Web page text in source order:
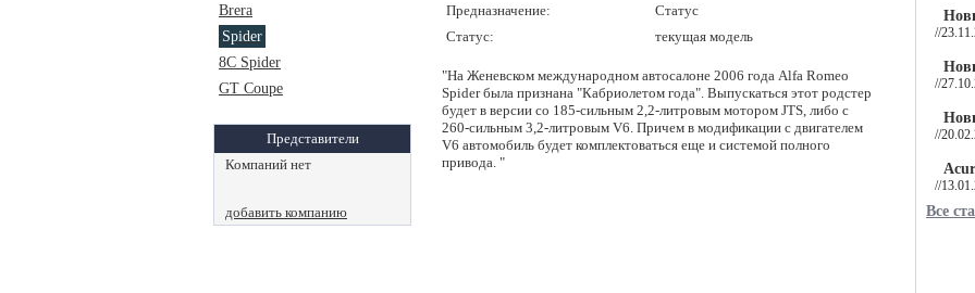
Brera
Spider
8C Spider
GT Coupe
Представители
Компаний нет
добавить компанию
Предназначение:
Статус
Статус:
текущая модель
"На Женевском международном автосалоне 2006 года Alfa Romeo
Spider была признана "Кабриолетом года". Выпускаться этот родстер
будет в версии со 185-сильным 2,2-литровым мотором JTS, либо с
260-сильным 3,2-литровым V6. Причем в модификации с двигателем
V6 автомобиль будет комплектоваться еще и системой полного
привода. "
//
//
//
//
Все